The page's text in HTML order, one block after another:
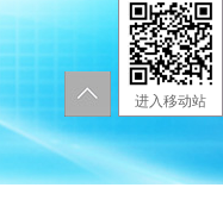
进入移动站